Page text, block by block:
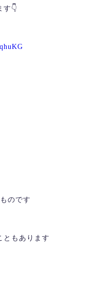
👇
のです
ともあります